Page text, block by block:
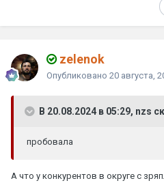
zelenok
Опубликовано 20 августа,
В 20.08.2024 в 05:29, nzs
пробовала
А что у конкурентов в округе с